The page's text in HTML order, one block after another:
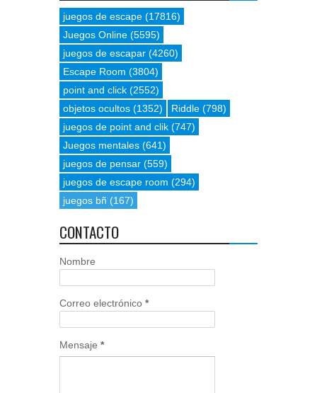
juegos de escape (17816)
Juegos Online (5595)
juegos de escapar (4260)
Escape Room (3804)
point and click (2552)
objetos ocultos (1352) Riddle (798)
juegos de point and clik (747)
Juegos mentales (641)
juegos de pensar (559)
juegos de escape room (294)
juegos bñ (167)
CONTACTO
Nombre
Correo electrónico *
Mensaje *